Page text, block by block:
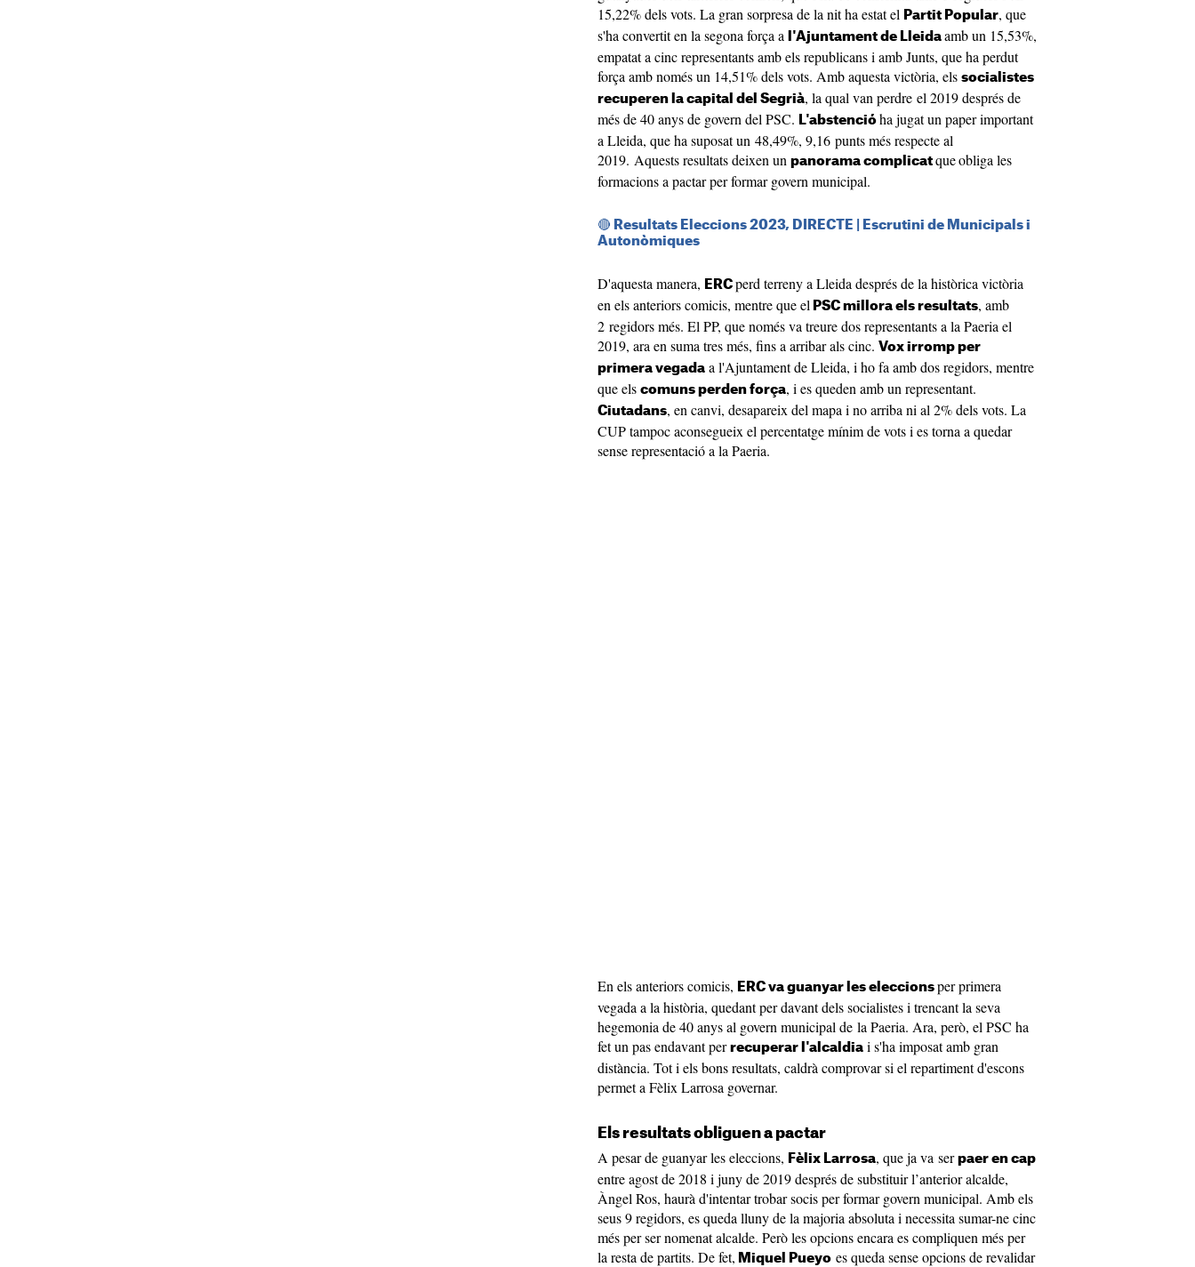
15,22% dels vots. La gran sorpresa de la nit ha estat el Partit Popular, que
s'ha convertit en la segona força a
l'Ajuntament de Lleida amb un 15,53%,
empatat a cinc representants amb els republicans i amb Junts, que ha perdut
força amb només un 14,51% dels vots. Amb aquesta victòria, els socialistes
recuperen la capital del Segrià, la qual van perdre el 2019 després de
més de 40 anys de govern del PSC. L'abstenció ha jugat un paper important
a Lleida, que ha suposat un 48,49%, 9,16 punts més respecte al
2019. Aquests resultats deixen un panorama complicat queobliga les
formacions a pactar per formar govern municipal.
🔴 Resultats Eleccions 2023, DIRECTE | Escrutini de Municipals i
Autonòmiques
D'aquesta manera, ERC perd terreny a Lleida després de la històrica victòria
en els anteriors comicis, mentre que el PSC millora els resultats, amb
2 regidors més. El PP, que només va treure dos representants a la Paeria el
2019, ara en suma tres més, fins a arribar als cinc. Vox irromp per
primera vegada a l'Ajuntament de Lleida, i ho fa amb dos regidors, mentre
que els comuns perden força, i es queden amb un representant.
Ciutadans, en canvi, desapareix del mapa i no arriba ni al 2% dels vots. La
CUP tampoc aconsegueix el percentatge mínim de vots i es torna a quedar
sense representació a la Paeria.
En els anteriors comicis, ERC va guanyar les eleccions per primera
vegada a la història, quedant per davant dels socialistes i trencant la seva
hegemonia de 40 anys al govern municipal de la Paeria. Ara, però, el PSC ha
fet un pas endavant per recuperar l'alcaldia i s'ha imposat amb gran
distància. Tot i els bons resultats, caldrà comprovar si el repartiment d'escons
permet a Fèlix Larrosa governar.
Els resultats obliguen a pactar
A pesar de guanyar les eleccions, Fèlix Larrosa, que ja va ser paer en cap
entre agost de 2018 i juny de 2019 després de substituir l’anterior alcalde,
Àngel Ros, haurà d'intentar trobar socis per formar govern municipal. Amb els
seus 9 regidors, es queda lluny de la majoria absoluta i necessita sumar-ne cinc
més per ser nomenat alcalde. Però les opcions encara es compliquen més per
la resta de partits. De fet, Miquel Pueyo es queda sense opcions de revalidar